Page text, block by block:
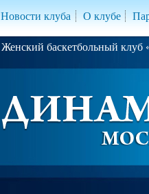
Новости клуба О клубе
Женский баскетбольный